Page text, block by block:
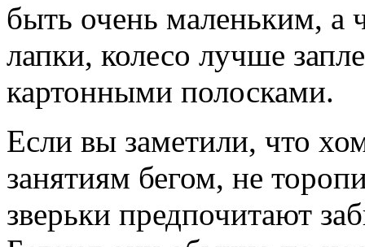
быть очень маленьким, а
лапки, колесо лучше
картонными полосками.
Если вы заметили, что
занятиям бегом, не
зверьки предпочитают